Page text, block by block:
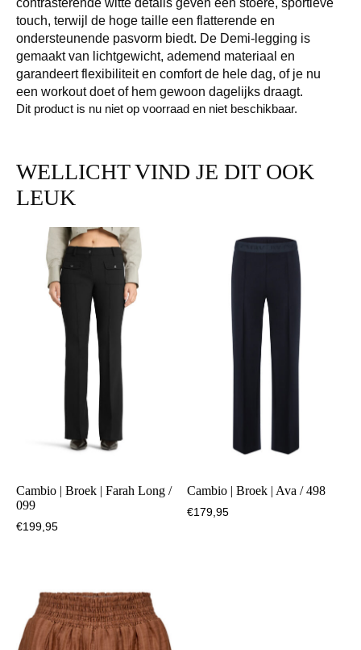
contrasterende witte details geven een stoere, sportieve
touch, terwijl de hoge taille een flatterende en
ondersteunende pasvorm biedt. De Demi-legging is
gemaakt van lichtgewicht, ademend materiaal en
garandeert flexibiliteit en comfort de hele dag, of je nu
een workout doet of hem gewoon dagelijks draagt.
Dit product is nu niet op voorraad en niet beschikbaar.
WELLICHT VIND JE DIT OOK
LEUK
Cambio | Broek | Farah Long /
099
€199,95
Cambio | Broek | Ava / 498
€179,95